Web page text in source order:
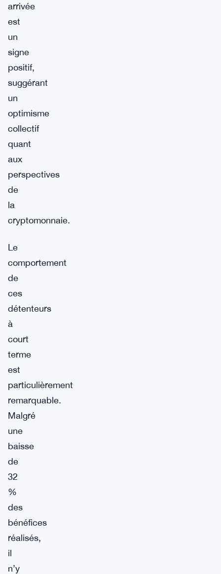
arrivée
est
un
signe
positif,
suggérant
un
optimisme
collectif
quant
aux
perspectives
de
la
cryptomonnaie.
Le
comportement
de
ces
détenteurs
à
court
terme
est
particulièrement
remarquable.
Malgré
une
baisse
de
32
%
des
bénéfices
réalisés,
il
n’y